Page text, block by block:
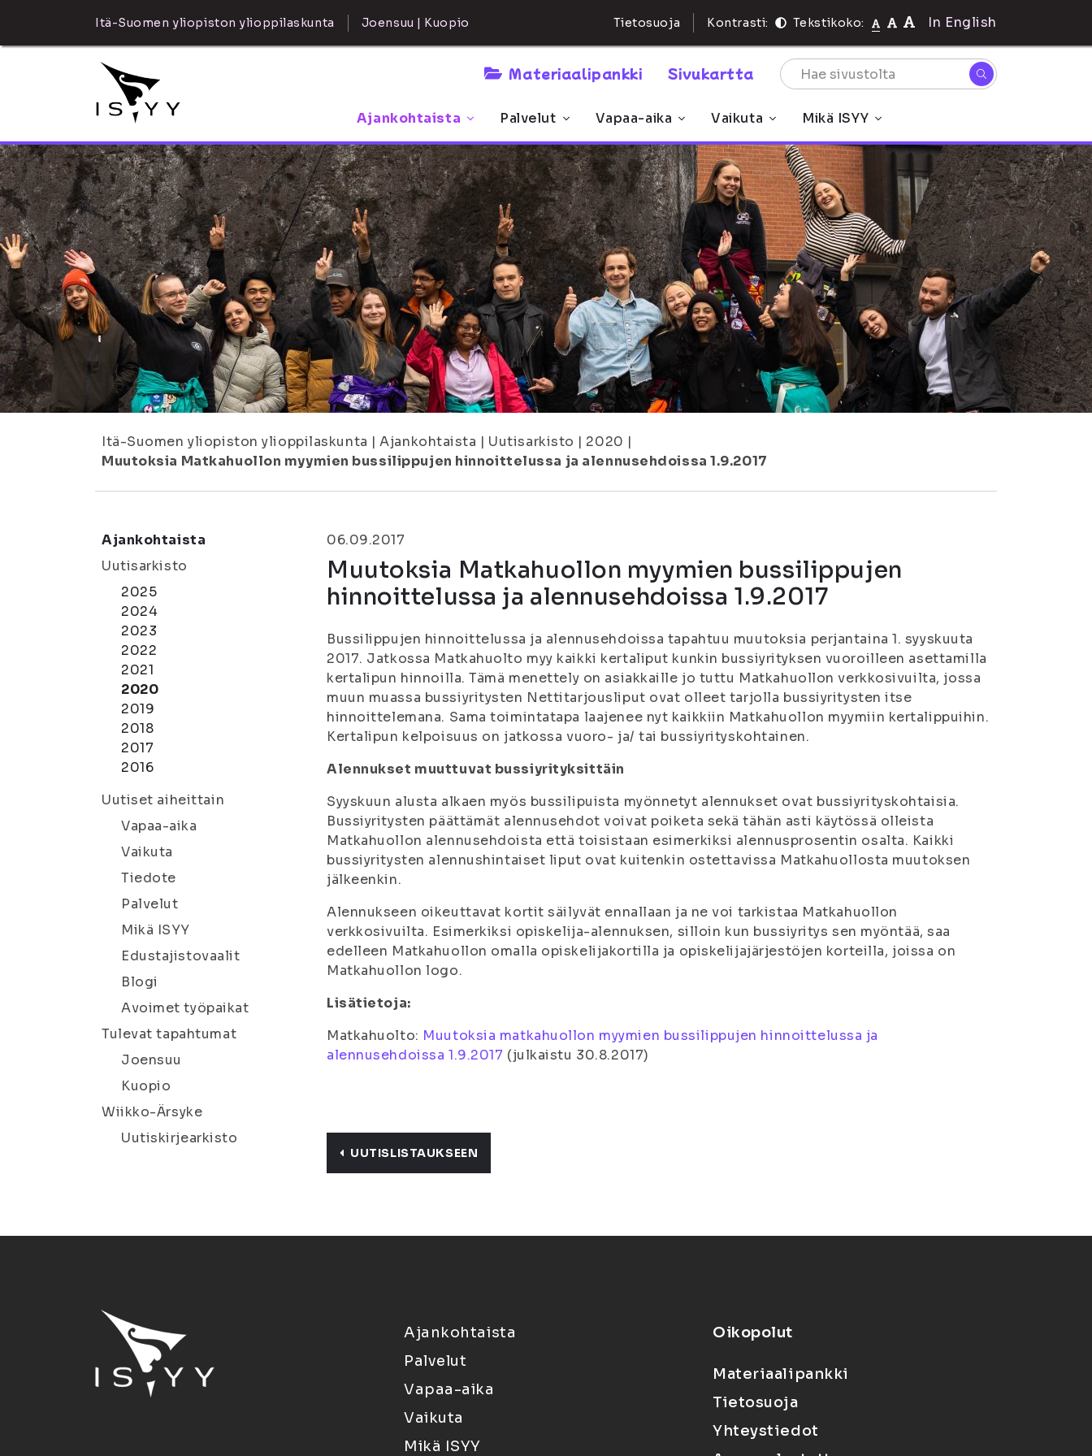
Itä-Suomen yliopiston ylioppilaskunta Joensuu | Kuopio Tietosuoja Kontrasti: Tekstikoko: In English
Materiaalipankki Sivukartta
Ajankohtaista Palvelut Vapaa-aika Vaikuta Mikä ISYY
Itä-Suomen yliopiston ylioppilaskunta | Ajankohtaista | Uutisarkisto | 2020 |
Muutoksia Matkahuollon myymien bussilippujen hinnoittelussa ja alennusehdoissa 1.9.2017
Ajankohtaista
Uutisarkisto
2025
2024
2023
2022
2021
2020
2019
2018
2017
2016
Uutiset aiheittain
Vapaa-aika
Vaikuta
Tiedote
Palvelut
Mikä ISYY
Edustajistovaalit
Blogi
Avoimet työpaikat
Tulevat tapahtumat
Joensuu
Kuopio
Wiikko-Ärsyke
Uutiskirjearkisto
06.09.2017
Muutoksia Matkahuollon myymien bussilippujen
hinnoittelussa ja alennusehdoissa 1.9.2017
Bussilippujen hinnoittelussa ja alennusehdoissa tapahtuu muutoksia perjantaina 1. syyskuuta
2017. Jatkossa Matkahuolto myy kaikki kertaliput kunkin bussiyrityksen vuoroilleen asettamilla
kertalipun hinnoilla. Tämä menettely on asiakkaille jo tuttu Matkahuollon verkkosivuilta, jossa
muun muassa bussiyritysten Nettitarjousliput ovat olleet tarjolla bussiyritysten itse
hinnoittelemana. Sama toimintatapa laajenee nyt kaikkiin Matkahuollon myymiin kertalippuihin.
Kertalipun kelpoisuus on jatkossa vuoro- ja/ tai bussiyrityskohtainen.
Alennukset muuttuvat bussiyrityksittäin
Syyskuun alusta alkaen myös bussilipuista myönnetyt alennukset ovat bussiyrityskohtaisia.
Bussiyritysten päättämät alennusehdot voivat poiketa sekä tähän asti käytössä olleista
Matkahuollon alennusehdoista että toisistaan esimerkiksi alennusprosentin osalta. Kaikki
bussiyritysten alennushintaiset liput ovat kuitenkin ostettavissa Matkahuollosta muutoksen
jälkeenkin.
Alennukseen oikeuttavat kortit säilyvät ennallaan ja ne voi tarkistaa Matkahuollon
verkkosivuilta. Esimerkiksi opiskelija-alennuksen, silloin kun bussiyritys sen myöntää, saa
edelleen Matkahuollon omalla opiskelijakortilla ja opiskelijajärjestöjen korteilla, joissa on
Matkahuollon logo.
Lisätietoja:
Matkahuolto: Muutoksia matkahuollon myymien bussilippujen hinnoittelussa ja
alennusehdoissa 1.9.2017 (julkaistu 30.8.2017)
UUTISLISTAUKSEEN
Ajankohtaista
Palvelut
Vapaa-aika
Vaikuta
Mikä ISYY
Oikopolut
Materiaalipankki
Tietosuoja
Yhteystiedot